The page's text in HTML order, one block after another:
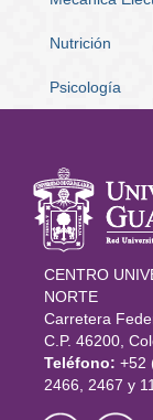
Nutrición
Psicología
del
CENTRO
NORTE
Carretera
C.P. 46200,
Teléfono: +52
2466, 2467 y